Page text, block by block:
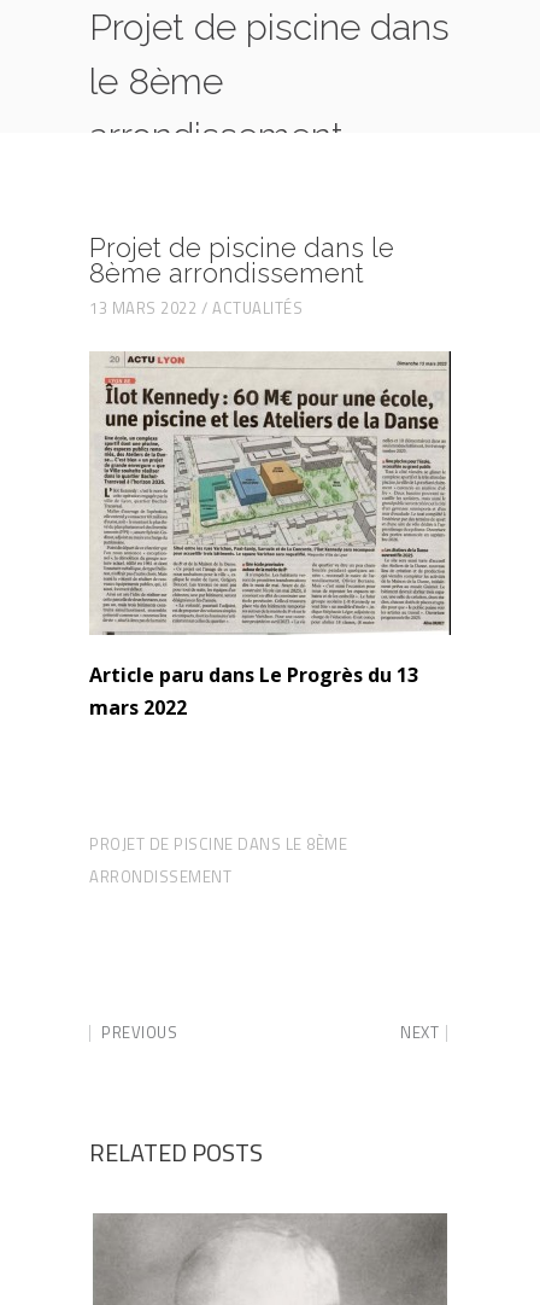
Projet de piscine dans
le 8ème
arrondissement
Projet de piscine dans le
8ème arrondissement
13 MARS 2022 ACTUALITÉS
Article paru dans Le Progrès du 13
mars 2022
PROJET DE PISCINE DANS LE 8ÈME
ARRONDISSEMENT
PREVIOUS NEXT
RELATED POSTS